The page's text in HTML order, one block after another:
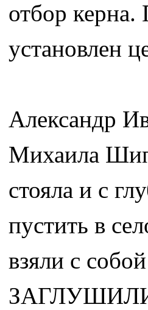
отбор
установлен
Александр
Михаила
стояла и с
пустить в
взяли с